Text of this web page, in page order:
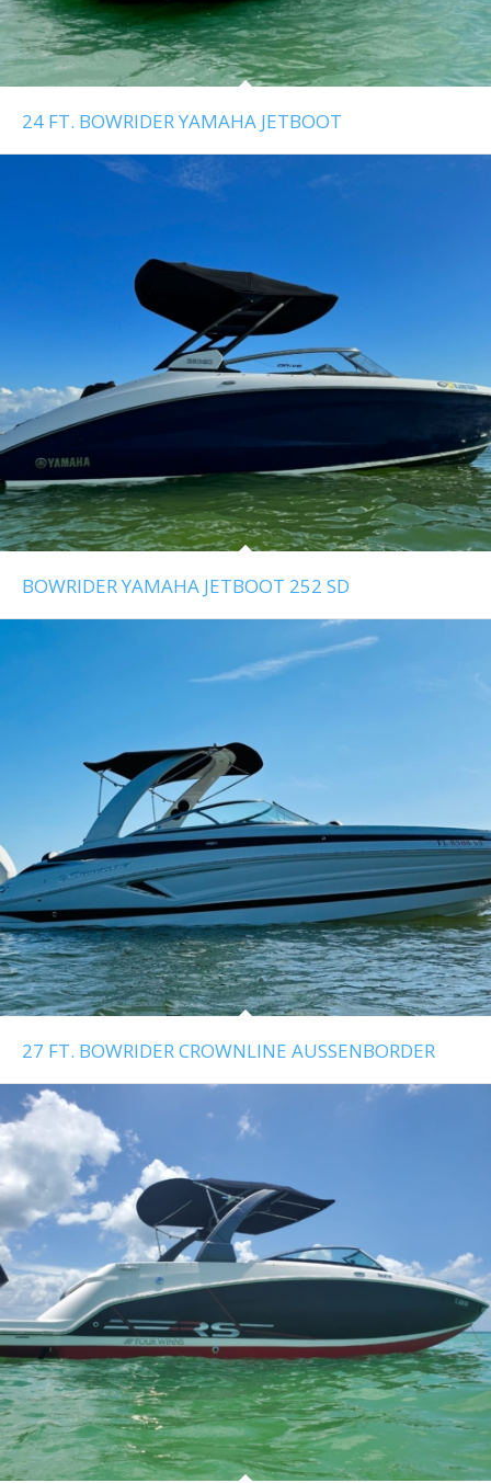
24 FT. BOWRIDER YAMAHA JETBOOT
BOWRIDER YAMAHA JETBOOT 252 SD
27 FT. BOWRIDER CROWNLINE AUSSENBORDER